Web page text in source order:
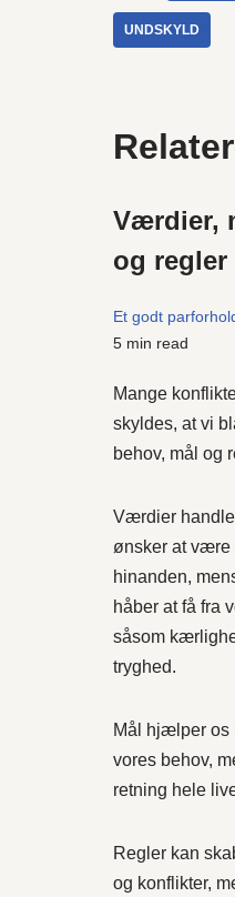
UNDSKYLD
Værdier,
og regler
Et godt
5 min read
Mange
skyldes, at vi
behov, mål og
Værdier
ønsker at være
hinanden,
håber at få fra
såsom
tryghed.
Mål hjælper os
vores behov,
retning hele
Regler kan
og konflikter,